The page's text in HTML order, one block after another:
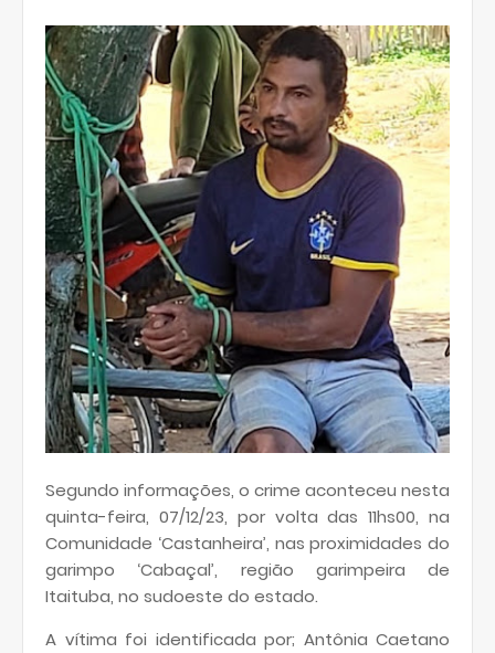
Segundo informações, o crime aconteceu nesta
quinta-feira, 07/12/23, por volta das 11hs00, na
Comunidade ‘Castanheira’, nas proximidades do
garimpo ‘Cabaçal’, região garimpeira de
Itaituba, no sudoeste do estado.
A vítima foi identificada por; Antônia Caetano